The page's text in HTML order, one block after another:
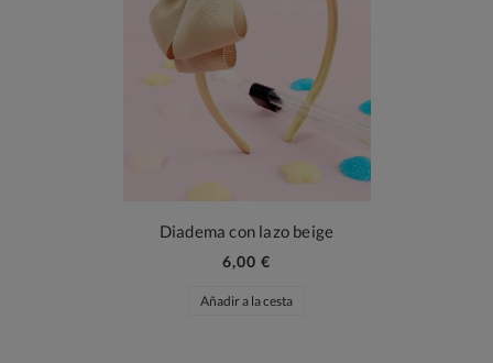
Diadema con lazo beige
6,00 €
Añadir a la cesta